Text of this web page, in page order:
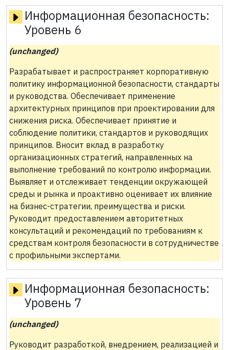
Информационная безопасность:
Уровень 6
(unchanged)
Разрабатывает и распространяет корпоративную
политику информационной безопасности, стандарты
и руководства. Обеспечивает применение
архитектурных принципов при проектировании для
снижения риска. Обеспечивает принятие и
соблюдение политики, стандартов и руководящих
принципов. Вносит вклад в разработку
организационных стратегий, направленных на
выполнение требований по контролю информации.
Выявляет и отслеживает тенденции окружающей
среды и рынка и проактивно оценивает их влияние
на бизнес-стратегии, преимущества и риски.
Руководит предоставлением авторитетных
консультаций и рекомендаций по требованиям к
средствам контроля безопасности в сотрудничестве
с профильными экспертами.
Информационная безопасность:
Уровень 7
(unchanged)
Руководит разработкой, внедрением, реализацией и